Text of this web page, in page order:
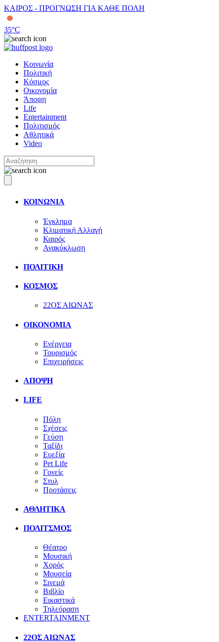
ΚΑΙΡΟΣ - ΠΡΟΓΝΩΣΗ ΓΙΑ ΚΑΘΕ ΠΟΛΗ
35°C
Κοινωνία
Πολιτική
Κόσμος
Οικονομία
Άποψη
Life
Entertainment
Πολιτισμός
Αθλητικά
Video
ΚΟΙΝΩΝΙΑ
Έγκλημα
Κλιματική Αλλαγή
Καιρός
Ανακύκλωση
ΠΟΛΙΤΙΚΗ
ΚΟΣΜΟΣ
22ΟΣ ΑΙΩΝΑΣ
ΟΙΚΟΝΟΜΙΑ
Ενέργεια
Τουρισμός
Επιχειρήσεις
ΑΠΟΨΗ
LIFE
Πόλη
Σχέσεις
Γεύση
Ταξίδι
Ευεξία
Pet Life
Γονείς
Στυλ
Προτάσεις
ΑΘΛΗΤΙΚΑ
ΠΟΛΙΤΣΜΟΣ
Θέατρο
Μουσική
Χορός
Μουσεία
Σινεμά
Βιβλίο
Εικαστικά
Τηλεόραση
ENTERTAINMENT
22ΟΣ ΑΙΩΝΑΣ